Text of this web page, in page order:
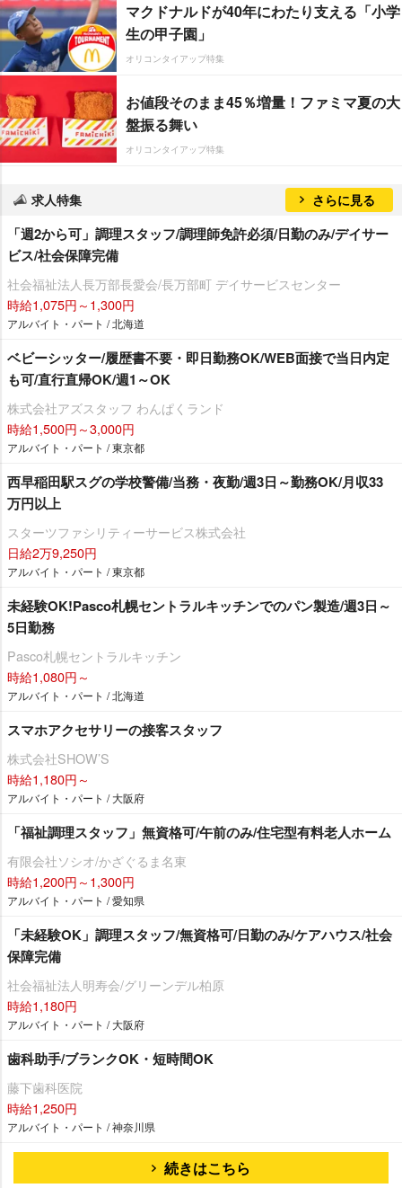
マクドナルドが40年にわたり支える「小学
生の甲子園」
オリコンタイアップ特集
お値段そのまま45％増量！ファミマ夏の大
盤振る舞い
オリコンタイアップ特集
求人特集 さらに見る
「週2から可」調理スタッフ/調理師免許必須/日勤のみ/デイサー
ビス/社会保障完備
社会福祉法人長万部長愛会/長万部町 デイサービスセンター
時給1,075円～1,300円
アルバイト・パート / 北海道
ベビーシッター/履歴書不要・即日勤務OK/WEB面接で当日内定
も可/直行直帰OK/週1～OK
株式会社アズスタッフ わんぱくランド
時給1,500円～3,000円
アルバイト・パート / 東京都
西早稲田駅スグの学校警備/当務・夜勤/週3日～勤務OK/月収33
万円以上
スターツファシリティーサービス株式会社
日給2万9,250円
アルバイト・パート / 東京都
未経験OK!Pasco札幌セントラルキッチンでのパン製造/週3日～
5日勤務
Pasco札幌セントラルキッチン
時給1,080円～
アルバイト・パート / 北海道
スマホアクセサリーの接客スタッフ
株式会社SHOW’S
時給1,180円～
アルバイト・パート / 大阪府
「福祉調理スタッフ」無資格可/午前のみ/住宅型有料老人ホーム
有限会社ソシオ/かざぐるま名東
時給1,200円～1,300円
アルバイト・パート / 愛知県
「未経験OK」調理スタッフ/無資格可/日勤のみ/ケアハウス/社会
保障完備
社会福祉法人明寿会/グリーンデル柏原
時給1,180円
アルバイト・パート / 大阪府
歯科助手/ブランクOK・短時間OK
藤下歯科医院
時給1,250円
アルバイト・パート / 神奈川県
続きはこちら